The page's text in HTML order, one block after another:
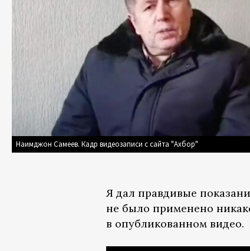
Наимджон Самеев. Кадр видеозаписи с сайта "Ахбор"
Я дал правдивые
не было применено
в опубликованном видео.